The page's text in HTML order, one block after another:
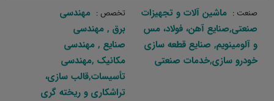
صنعت : ماشین آلات و تجهیزات
صنعتی,صنایع آهن، فولاد، مس
و آلومینویم, صنایع قطعه سازی
خودرو سازی,خدمات صنعتی
تخصص : مهندسی
برق‏ , مهندسی
صنایع‏ , مهندسی
مکانیک‏ ,مهندسی
تأسیسات,قالب سازی،
تراشکاری و ریخته گری‏